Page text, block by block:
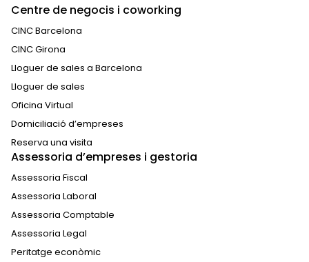
Centre de negocis i coworking
CINC Barcelona
CINC Girona
Lloguer de sales a Barcelona
Lloguer de sales
Oficina Virtual
Domiciliació d’empreses
Reserva una visita
Assessoria d’empreses i gestoria
Assessoria Fiscal
Assessoria Laboral
Assessoria Comptable
Assessoria Legal
Peritatge econòmic